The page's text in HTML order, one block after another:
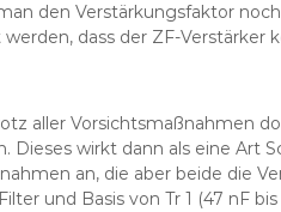
den Verstärkungsfaktor
dass der ZF-Verstärker
aller Vorsichtsmaßnahmen
Dieses wirkt dann als eine Art
an, die aber beide die
und Basis von Tr 1 (47 nF bis